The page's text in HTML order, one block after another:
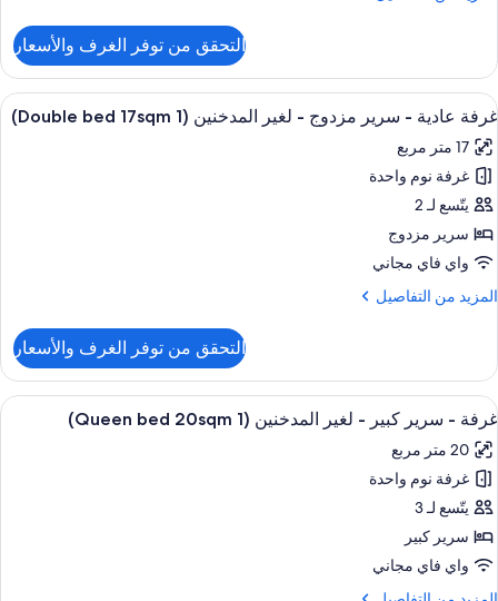
-
في
الزاوية
(Twin
bed
30sqm)
غرفة
تنفيذية
لاثنين
سريران
فرديان
منفصلان
-
لغير
المدخنين
في
الزاوية
30sqm)
التحقق من توفر الغرف والأسعار
استعراض
جميع
صور
غرفة
عادية
-
سرير
مزدوج
-
(1
Double
bed
17sqm)
أغطية فراش متميزة وخزنة داخل الغرفة
5
غرفة عادية - سرير مزدوج - لغير المدخنين (1 Double bed 17sqm)
17 متر مربع
غرفة نوم واحدة
يتّسع لـ 2
سرير مزدوج
واي فاي مجاني
المزيد من التفاصيل
المزيد
غرفة
عادية
-
سرير
مزدوج
لغير
المدخنين
(1
Double
bed
17sqm)
التحقق من توفر الغرف والأسعار
استعراض
جميع
صور
غرفة
-
سرير
كبير
-
أغطية فراش متميزة وخزنة داخل الغرفة
5
غرفة - سرير كبير - لغير المدخنين (1 Queen bed 20sqm)
20 متر مربع
غرفة نوم واحدة
يتّسع لـ 3
سرير كبير
واي فاي مجاني